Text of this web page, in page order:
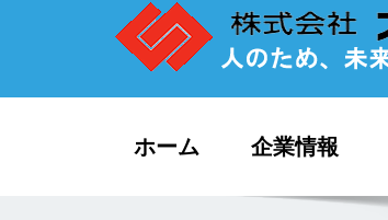
ホーム 企業情報